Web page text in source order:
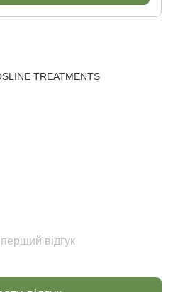
TREATMENTS
відгук